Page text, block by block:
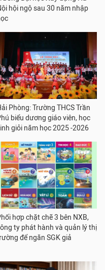
hội ngộ sau 30 năm nhập
Phòng: Trường THCS Trần
biểu dương giáo viên, học
giỏi năm học 2025 -2026
hợp chặt chẽ 3 bên NXB,
ty phát hành và quản lý thị
để ngăn SGK giả